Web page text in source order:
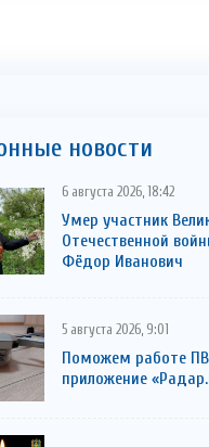
новости
6 августа 2026, 18:42
Умер участник
Отечественной
Фёдор Иванович
5 августа 2026, 9:01
Поможем работе
приложение